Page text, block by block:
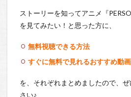
ストーリーを知ってアニメ『
を見てみたい！と思った方に、
無料視聴できる方法
すぐに無料で見れるおすすめ動
を、それぞれまとめましたので、
さい♪